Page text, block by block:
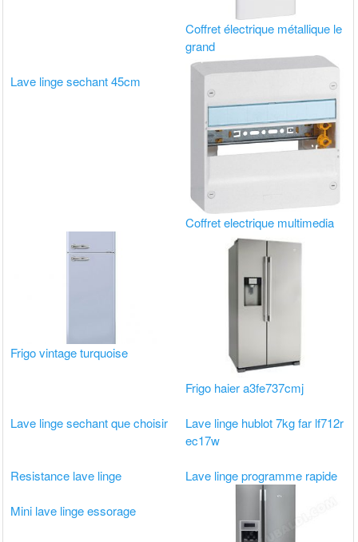
Coffret électrique métallique le
grand
Lave linge sechant 45cm
Coffret electrique multimedia
Frigo vintage turquoise
Frigo haier a3fe737cmj
Lave linge sechant que choisir
Lave linge hublot 7kg far lf712r
ec17w
Resistance lave linge Lave linge programme rapide
Mini lave linge essorage